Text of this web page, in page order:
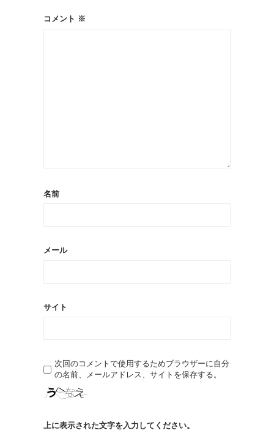
コメント ※
名前
メール
サイト
次回のコメントで使用するためブラウザーに自分
の名前、メールアドレス、サイトを保存する。
上に表示された文字を入力してください。